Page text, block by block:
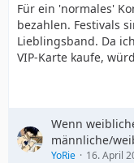
Für ein 'normales'
bezahlen. Festivals
Lieblingsband. Da
VIP-Karte kaufe,
Wenn
männliche/
YoRie 16. April